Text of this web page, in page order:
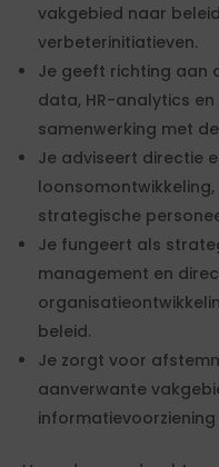
vakgebied naar
verbeterinitiatieven.
Je geeft richting aan
data, HR-analytics
samenwerking met
Je adviseert directie
strategische
Je fungeert als
management en
beleid.
Je zorgt voor
aanverwante
informatievoorziening